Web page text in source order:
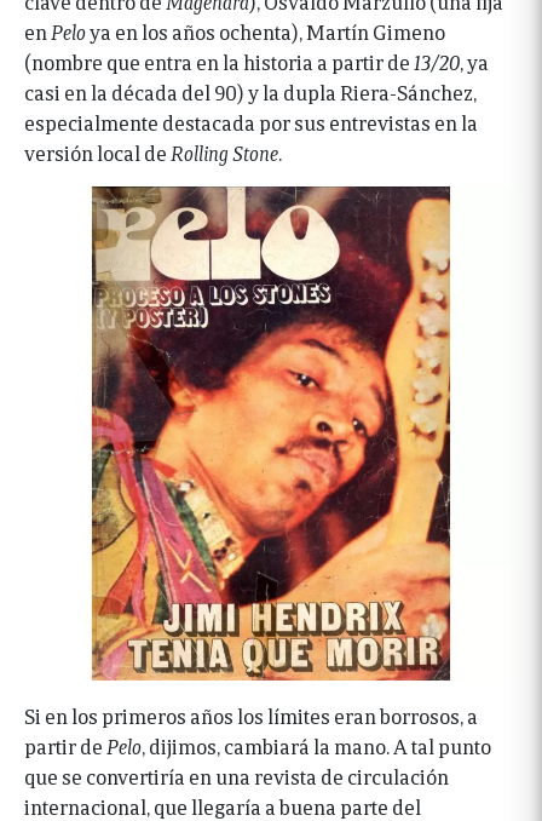
en Peloya en los años ochenta), Martín Gimeno
(nombre que entra en la historia a partir de 13/20 , ya
casi en la década del 90) y la dupla Riera-Sánchez,
especialmente destacada por sus entrevistas en la
versión local de Rolling Stone
Si en los primeros años los límites eran borrosos, a
partir de Pelo , dijimos, cambiará la mano. A tal punto
que se convertiría en una revista de circulación
internacional, que llegaría a buena parte del